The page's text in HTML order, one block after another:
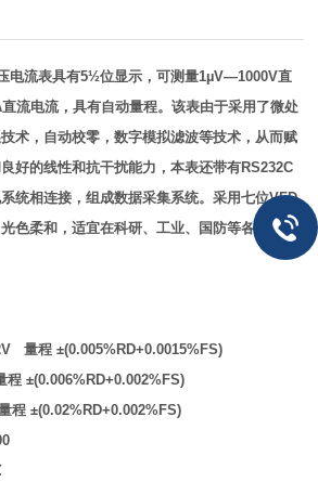
电流表具有5½位显示，可测量1µV—1000V直
直流电流，具有自动量程。该表由于采用了微处
术，自动校零，数字模拟滤波等技术，从而赋
好的线性和抗干扰能力，本表还带有RS232C
统相连接，组成数据采集系统。采用七位VFD
色柔和，适宜在科研、工业、国防等各种领域
量程 ±(0.005%RD+0.0015%FS)
程 ±(0.006%RD+0.002%FS)
程 ±(0.02%RD+0.002%FS)